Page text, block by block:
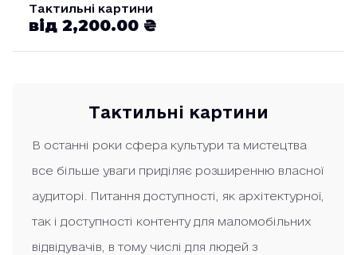
Тактильні картини
від 2,200.00 ₴
Тактильні картини
В останні роки сфера культури та мистецтва
все більше уваги приділяє розширенню власної
аудиторі. Питання доступності, як архітектурної,
так і доступності контенту для маломобільних
відвідувачів, в тому числі для людей з